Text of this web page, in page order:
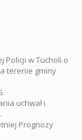
w Tucholi o
terenie gminy
uchwał i
Prognozy